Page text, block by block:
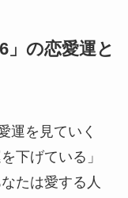
」の恋愛運と
運を見ていく
下げている」
たは愛する人